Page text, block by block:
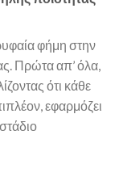
φήμη στην
Πρώτα απ’ όλα,
ότι κάθε
εφαρμόζει